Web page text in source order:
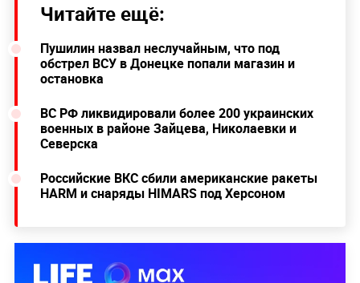
Читайте ещё:
Пушилин назвал неслучайным, что под
обстрел ВСУ в Донецке попали магазин и
остановка
ВС РФ ликвидировали более 200 украинских
военных в районе Зайцева, Николаевки и
Северска
Российские ВКС сбили американские ракеты
HARM и снаряды HIMARS под Херсоном